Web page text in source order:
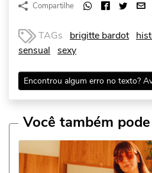
Compartilhe
TAGs brigitte bardot
sensual sexy
Encontrou algum erro no texto?
Você também